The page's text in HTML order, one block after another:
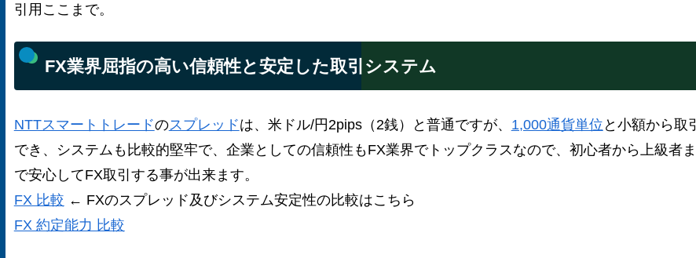
引用ここまで。
FX業界屈指の高い信頼性と安定した取引システム
NTTスマートトレードのスプレッドは、米ドル/円2pips（2銭）と普通ですが、 1,000通貨単位 と小額から取引
でき、システムも比較的堅牢で、企業としての信頼性もFX業界でトップクラスなので、初心者から上級者ま
で安心してFX取引する事が出来ます。
FX 比較 ← FXのスプレッド及びシステム安定性の比較はこちら
FX 約定能力 比較